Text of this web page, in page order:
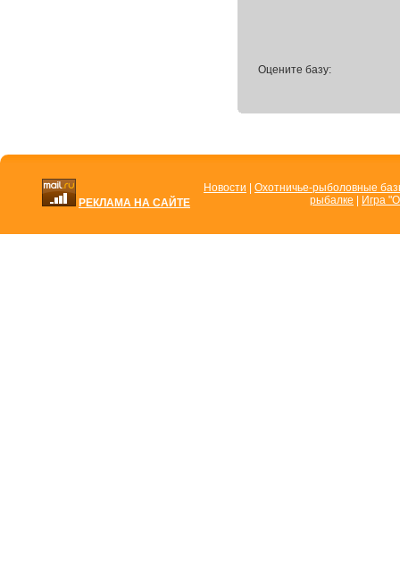
Оцените базу:
РЕКЛАМА НА САЙТЕ
Новости
Охотничье-рыболовные
рыбалке
Игра